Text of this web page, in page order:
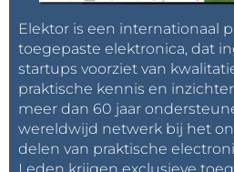
Elektor is een internationaal
toegepaste elektronica, dat
startups voorziet van
praktische kennis en
meer dan 60 jaar
wereldwijd netwerk bij het
delen van praktische